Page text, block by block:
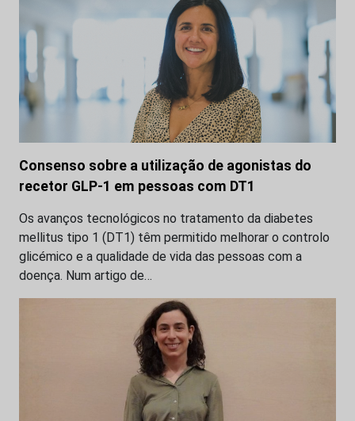
Consenso sobre a utilização de agonistas do
recetor GLP-1 em pessoas com DT1
Os avanços tecnológicos no tratamento da diabetes
mellitus tipo 1 (DT1) têm permitido melhorar o controlo
glicémico e a qualidade de vida das pessoas com a
doença. Num artigo de…